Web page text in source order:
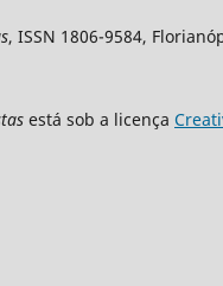
, ISSN 1806-9584,
está sob a licença